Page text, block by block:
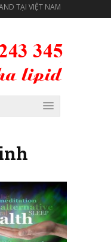
TẠI VIỆT NAM